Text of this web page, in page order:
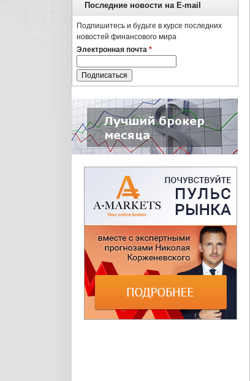
Последние новости на E-mail
Подпишитесь и будьте в курсе последних
новостей финансового мира
Электронная почта *